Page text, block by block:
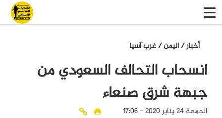
أخبار/اليمن/غرب آسيا
انسحاب التحالف السعودي من
جبهة شرق صنعاء
الجمعة 24 يناير 2020 - 17:06